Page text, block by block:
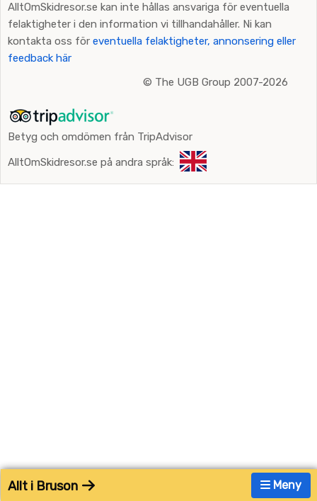
Meny
Allt i Bruson
AlltOmSkidresor.se kan inte hållas ansvariga för eventuella
felaktigheter i den information vi tillhandahåller. Ni kan
kontakta oss för eventuella felaktigheter, annonsering eller
feedback här
© The UGB Group 2007-2026
Betyg och omdömen från TripAdvisor
AlltOmSkidresor.se på andra språk: